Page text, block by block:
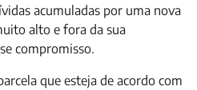
acumuladas por uma nova
alto e fora da sua
compromisso.
que esteja de acordo com